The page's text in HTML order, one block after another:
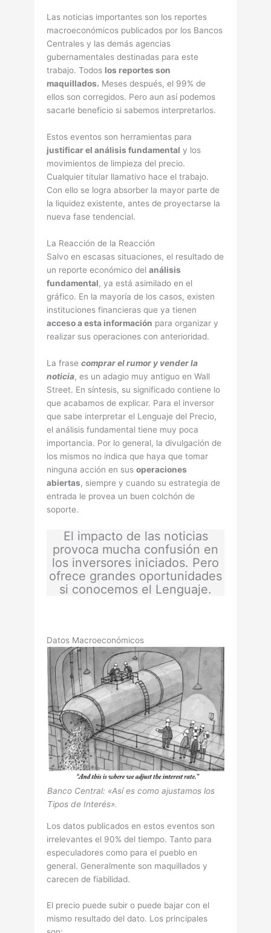
Las noticias importantes son los reportes
macroeconómicos publicados por los Bancos
Centrales y las demás agencias
gubernamentales destinadas para este
trabajo. Todos los reportes son
maquillados. Meses después, el 99% de
ellos son corregidos. Pero aun así podemos
sacarle beneficio si sabemos interpretarlos.
Estos eventos son herramientas para
justificar el análisis fundamental y los
movimientos de limpieza del precio.
Cualquier titular llamativo hace el trabajo.
Con ello se logra absorber la mayor parte de
la liquidez existente, antes de proyectarse la
nueva fase tendencial.
La Reacción de la Reacción
Salvo en escasas situaciones, el resultado de
un reporte económico delanálisis
fundamental, ya está asimilado en el
gráfico. En la mayorí­a de los casos, existen
instituciones financieras que ya tienen
acceso a esta información para organizar y
realizar sus operaciones con anterioridad.
La frasecomprar el rumor y vender la
noticia, es un adagio muy antiguo en Wall
Street. En síntesis, su significado contiene lo
que acabamos de explicar. Para el inversor
que sabe interpretar el Lenguaje del Precio,
el análisis fundamental tiene muy poca
importancia. Por lo general, la divulgación de
los mismos no indica que haya que tomar
ninguna acción en susoperaciones
abiertas, siempre y cuando su estrategia de
entrada le provea un buen colchón de
soporte.
El impacto de las noticias
provoca mucha confusión en
los inversores iniciados. Pero
ofrece grandes oportunidades
si conocemos el Lenguaje.
Datos Macroeconómicos
Banco Central: «Así es como ajustamos los
Tipos de Interés».
Los datos publicados en estos eventos son
irrelevantes el 90% del tiempo. Tanto para
especuladores como para el pueblo en
general. Generalmente son maquillados y
carecen de fiabilidad.
El precio puede subir o puede bajar con el
mismo resultado del dato. Los principales